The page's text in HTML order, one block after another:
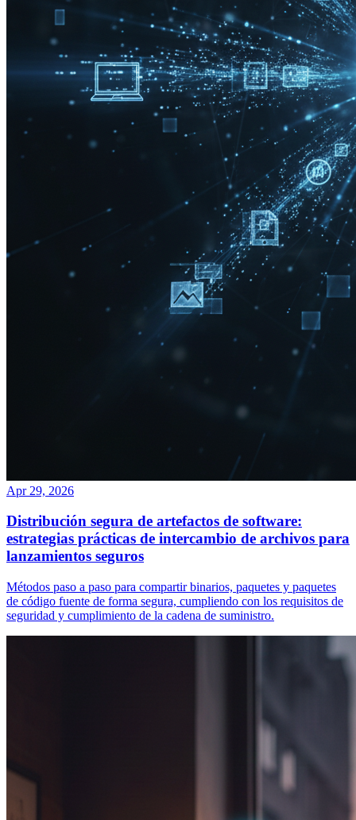
Apr 29, 2026
Distribución segura de artefactos de software:
estrategias prácticas de intercambio de archivos para
lanzamientos seguros
Métodos paso a paso para compartir binarios, paquetes y paquetes
de código fuente de forma segura, cumpliendo con los requisitos de
seguridad y cumplimiento de la cadena de suministro.